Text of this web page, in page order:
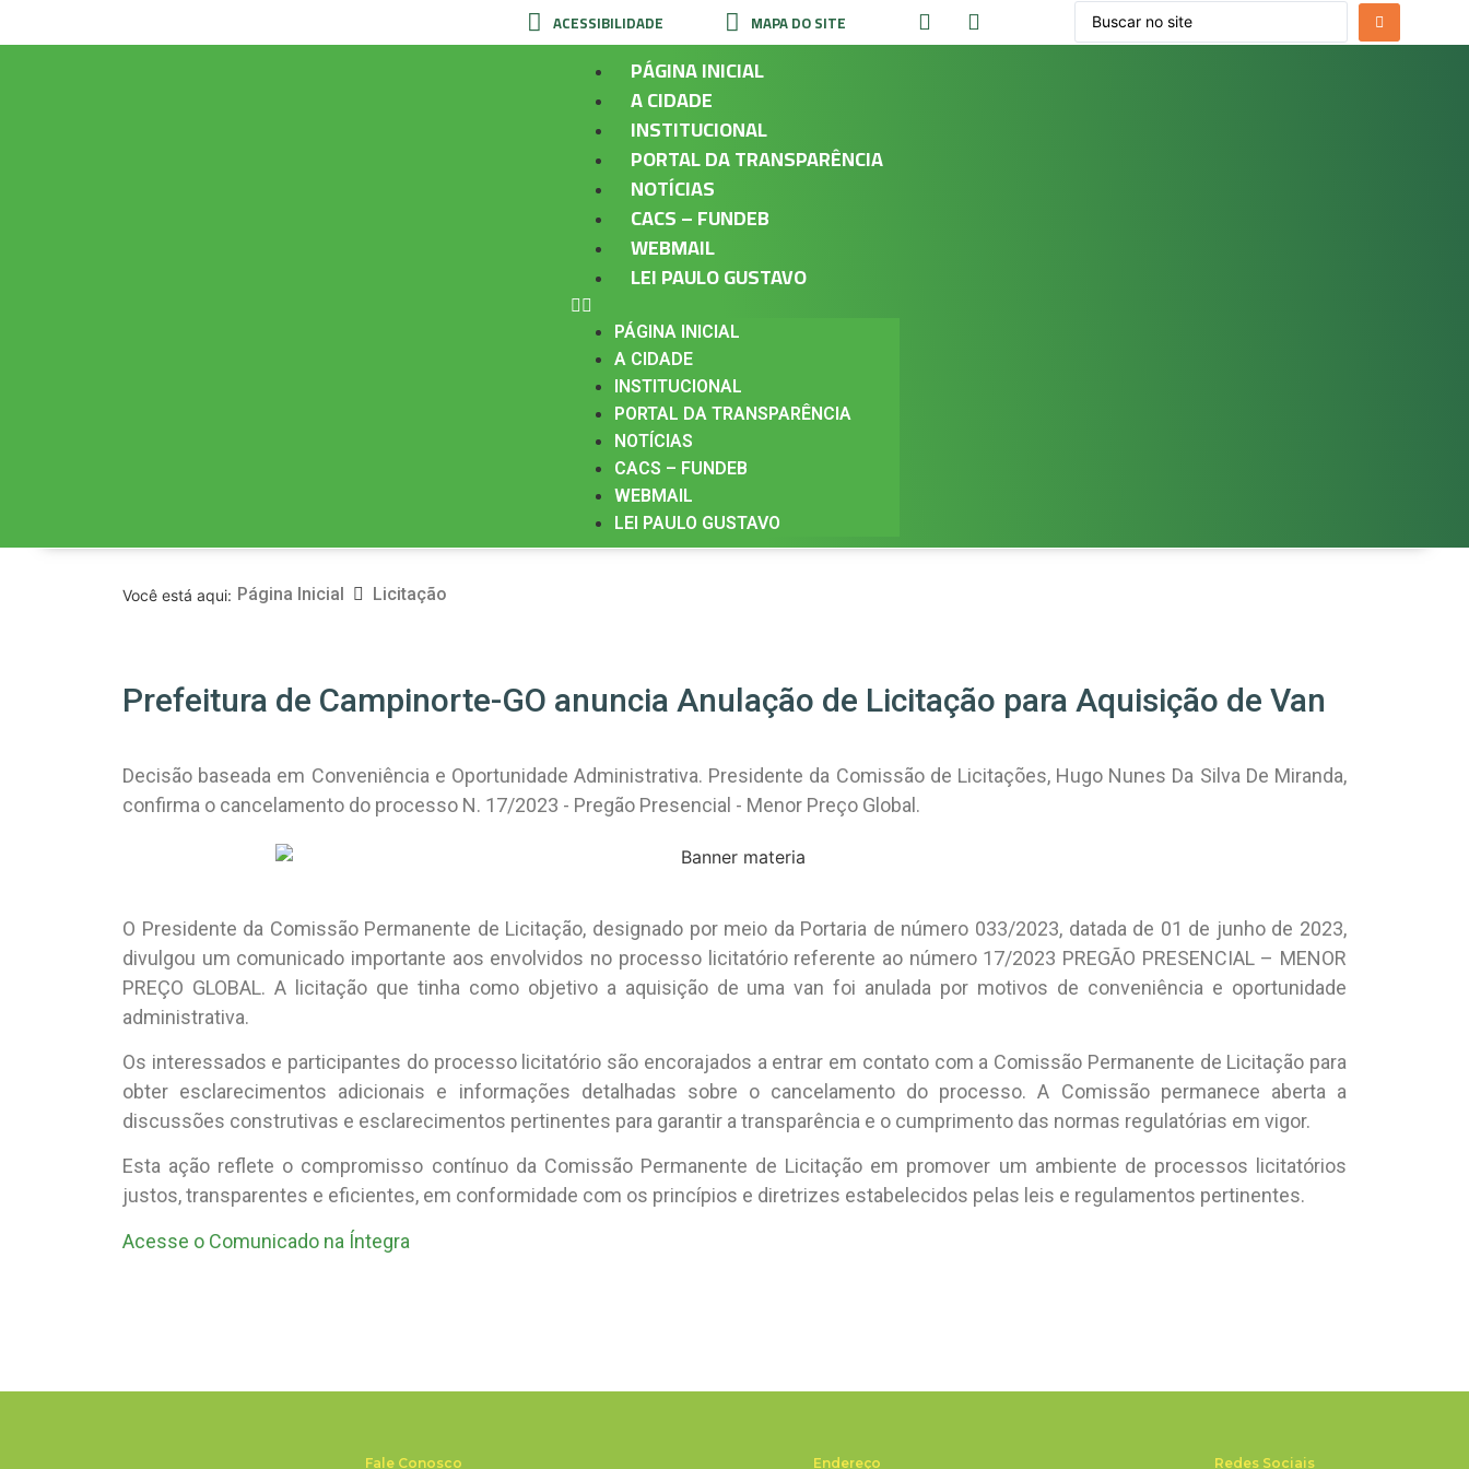
ACESSIBILIDADE MAPA DO SITE
PÁGINA INICIAL
A CIDADE
INSTITUCIONAL
PORTAL DA TRANSPARÊNCIA
NOTÍCIAS
CACS – FUNDEB
WEBMAIL
LEI PAULO GUSTAVO
PÁGINA INICIAL
A CIDADE
INSTITUCIONAL
PORTAL DA TRANSPARÊNCIA
NOTÍCIAS
CACS – FUNDEB
WEBMAIL
LEI PAULO GUSTAVO
Você está aqui: Página Inicial Licitação
Prefeitura de Campinorte-GO anuncia Anulação de Licitação para Aquisição de Van
Decisão baseada em Conveniência e Oportunidade Administrativa. Presidente da Comissão de Licitações, Hugo Nunes Da Silva De Miranda,
confirma o cancelamento do processo N. 17/2023 - Pregão Presencial - Menor Preço Global.
O Presidente da Comissão Permanente de Licitação, designado por meio da Portaria de número 033/2023, datada de 01 de junho de 2023,
divulgou um comunicado importante aos envolvidos no processo licitatório referente ao número 17/2023 PREGÃO PRESENCIAL – MENOR
PREÇO GLOBAL. A licitação que tinha como objetivo a aquisição de uma van foi anulada por motivos de conveniência e oportunidade
administrativa.
Os interessados e participantes do processo licitatório são encorajados a entrar em contato com a Comissão Permanente de Licitação para
obter esclarecimentos adicionais e informações detalhadas sobre o cancelamento do processo. A Comissão permanece aberta a
discussões construtivas e esclarecimentos pertinentes para garantir a transparência e o cumprimento das normas regulatórias em vigor.
Esta ação reflete o compromisso contínuo da Comissão Permanente de Licitação em promover um ambiente de processos licitatórios
justos, transparentes e eficientes, em conformidade com os princípios e diretrizes estabelecidos pelas leis e regulamentos pertinentes.
Acesse o Comunicado na Íntegra
Fale Conosco Endereço Redes Sociais